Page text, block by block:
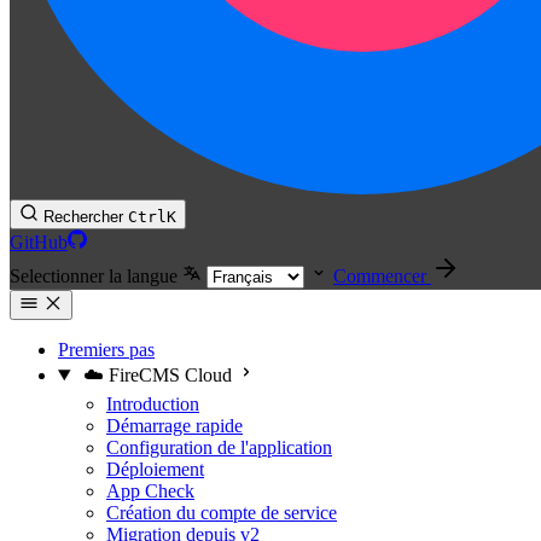
Rechercher CtrlK
GitHub
Selectionner la langue
Commencer
Premiers pas
☁️ FireCMS Cloud
Introduction
Démarrage rapide
Configuration de l'application
Déploiement
App Check
Création du compte de service
Migration depuis v2